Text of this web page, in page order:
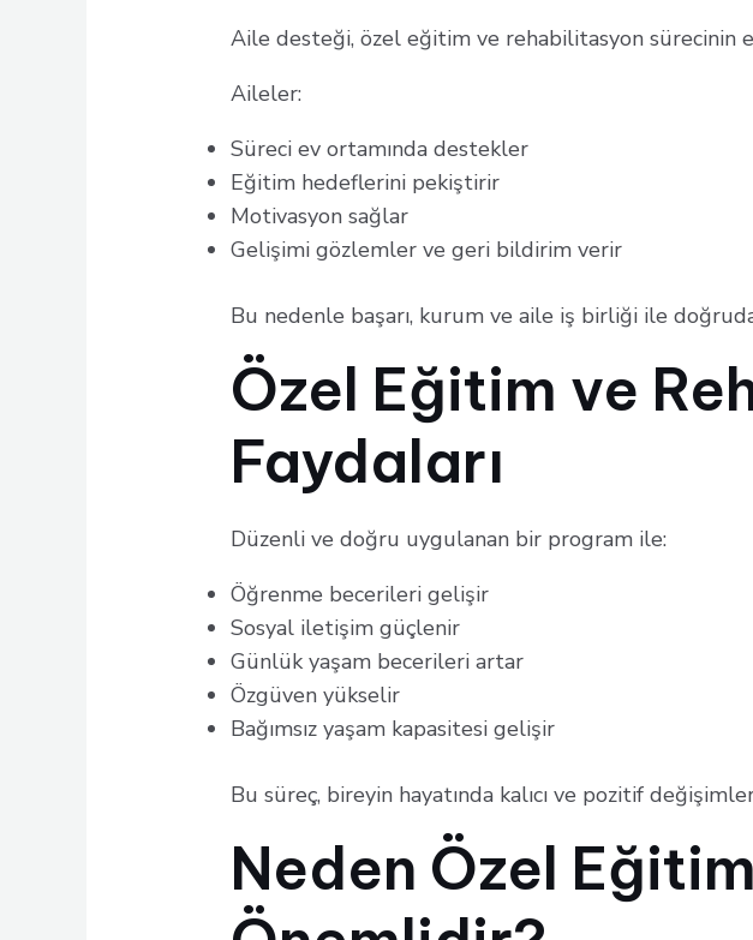
Aile desteği, özel eğitim ve rehabilitasyon sürecinin
Aileler:
Süreci ev ortamında destekler
Eğitim hedeflerini pekiştirir
Motivasyon sağlar
Gelişimi gözlemler ve geri bildirim verir
Bu nedenle başarı, kurum ve aile iş birliği ile
Özel Eğitim ve
Faydaları
Düzenli ve doğru uygulanan bir program ile:
Öğrenme becerileri gelişir
Sosyal iletişim güçlenir
Günlük yaşam becerileri artar
Özgüven yükselir
Bağımsız yaşam kapasitesi gelişir
Bu süreç, bireyin hayatında kalıcı ve pozitif
Neden Özel